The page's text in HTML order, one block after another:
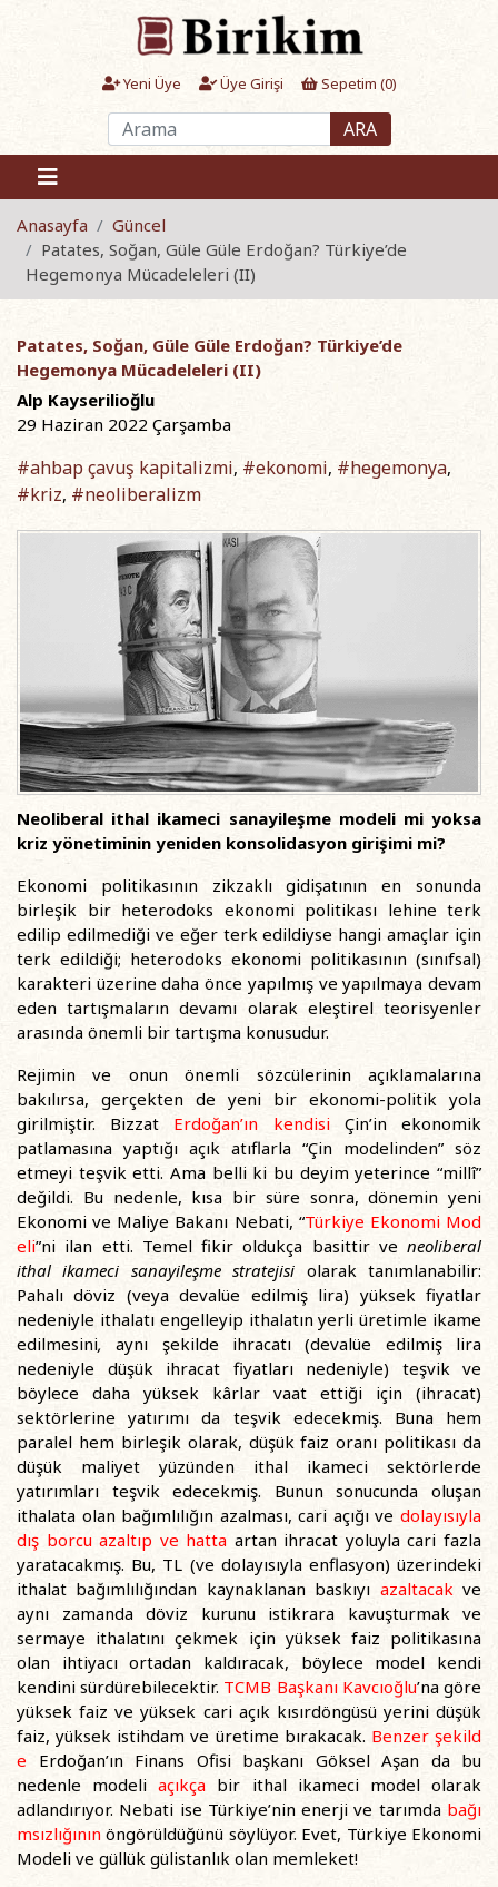
Yeni Üye Üye Girişi Sepetim (0)
ARA
Anasayfa
Güncel
Patates, Soğan, Güle Güle Erdoğan? Türkiye’de
Hegemonya Mücadeleleri (II)
Patates, Soğan, Güle Güle Erdoğan? Türkiye’de
Hegemonya Mücadeleleri (II)
Alp Kayserilioğlu
29 Haziran 2022 Çarşamba
#ahbap çavuş kapitalizmi, #ekonomi, #hegemonya,
#kriz, #neoliberalizm
Neoliberal ithal ikameci sanayileşme modeli mi yoksa
kriz yönetiminin yeniden konsolidasyon girişimi mi?
Ekonomi politikasının zikzaklı gidişatının en sonunda
birleşik bir heterodoks ekonomi politikası lehine terk
edilip edilmediği ve eğer terk edildiyse hangi amaçlar için
terk edildiği; heterodoks ekonomi politikasının (sınıfsal)
karakteri üzerine daha önce yapılmış ve yapılmaya devam
eden tartışmaların devamı olarak eleştirel teorisyenler
arasında önemli bir tartışma konusudur.
Rejimin ve onun önemli sözcülerinin açıklamalarına
bakılırsa, gerçekten de yeni bir ekonomi-politik yola
girilmiştir. Bizzat Erdoğan’ın kendisiÇin’in ekonomik
patlamasına yaptığı açık atıflarla “Çin modelinden” söz
etmeyi teşvik etti. Ama belli ki bu deyim yeterince “millî”
değildi. Bu nedenle, kısa bir süre sonra, dönemin yeni
Ekonomi ve Maliye Bakanı Nebati, “Türkiye Ekonomi Mod
eli”ni ilan etti. Temel fikir oldukça basittir ve neoliberal
ithal ikameci sanayileşme stratejisi olarak tanımlanabilir:
Pahalı döviz (veya devalüe edilmiş lira) yüksek fiyatlar
nedeniyle ithalatı engelleyip ithalatın yerli üretimle ikame
edilmesini, aynı şekilde ihracatı (devalüe edilmiş lira
nedeniyle düşük ihracat fiyatları nedeniyle) teşvik ve
böylece daha yüksek kârlar vaat ettiği için (ihracat)
sektörlerine yatırımı da teşvik edecekmiş. Buna hem
paralel hem birleşik olarak, düşük faiz oranı politikası da
düşük maliyet yüzünden ithal ikameci sektörlerde
yatırımları teşvik edecekmiş. Bunun sonucunda oluşan
ithalata olan bağımlılığın azalması, cari açığı ve dolayısıyla
dış borcu azaltıp ve hatta artan ihracat yoluyla cari fazla
yaratacakmış. Bu, TL (ve dolayısıyla enflasyon) üzerindeki
ithalat bağımlılığından kaynaklanan baskıyı azaltacak ve
aynı zamanda döviz kurunu istikrara kavuşturmak ve
sermaye ithalatını çekmek için yüksek faiz politikasına
olan ihtiyacı ortadan kaldıracak, böylece model kendi
kendini sürdürebilecektir. TCMB Başkanı Kavcıoğlu’na göre
yüksek faiz ve yüksek cari açık kısırdöngüsü yerini düşük
faiz, yüksek istihdam ve üretime bırakacak. Benzer şekild
e Erdoğan’ın Finans Ofisi başkanı Göksel Aşan da bu
nedenle modeliaçıkça bir ithal ikameci model olarak
adlandırıyor. Nebati ise Türkiye’nin enerji ve tarımda bağı
msızlığının öngörüldüğünü söylüyor. Evet, Türkiye Ekonomi
Modeli ve güllük gülistanlık olan memleket!